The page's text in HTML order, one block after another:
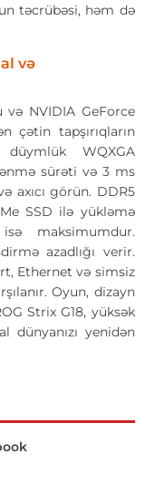
təcrübəsi, həm də
və
NVIDIA GeForce
çətin tapşırıqların
WQXGA
sürəti və 3 ms
axıcı görün. DDR5
SSD ilə yükləmə
maksimumdur.
azadlığı verir.
Ethernet və simsiz
Oyun, dizayn
Strix G18, yüksək
dünyanızı yenidən